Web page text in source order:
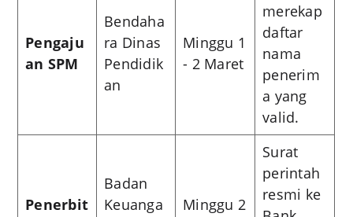
Pengaju
an SPM
Bendaha
ra Dinas
Pendidik
an
Minggu 1
- 2 Maret
merekap
daftar
nama
penerim
a yang
valid.
Penerbit
Badan
Keuanga
Minggu 2
Surat
perintah
resmi ke